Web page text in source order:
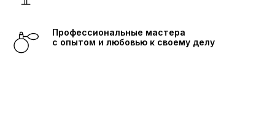
Профессиональные мастера
с опытом и любовью к своему делу